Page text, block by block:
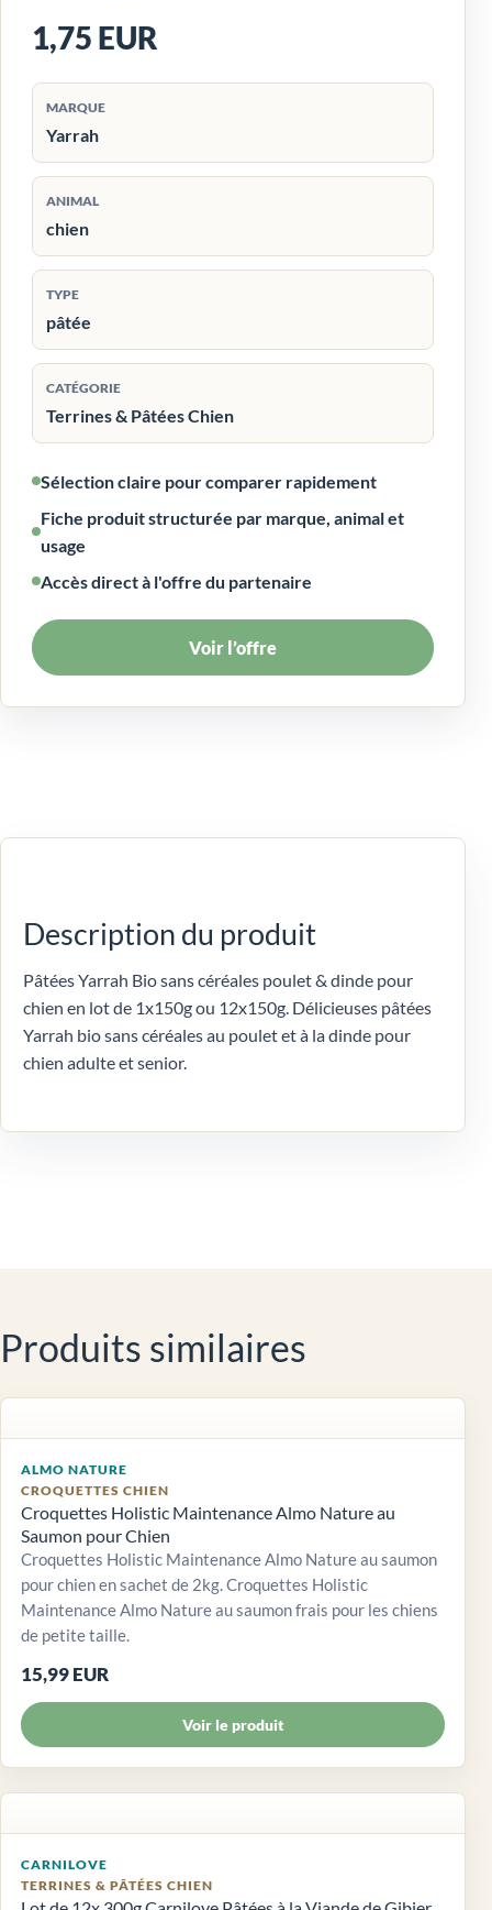
1,75 EUR
MARQUE
Yarrah
ANIMAL
chien
TYPE
pâtée
CATÉGORIE
Terrines & Pâtées Chien
Sélection claire pour comparer rapidement
Fiche produit structurée par marque, animal et
usage
Accès direct à l'offre du partenaire
Voir l’offre
Description du produit
Pâtées Yarrah Bio sans céréales poulet & dinde pour
chien en lot de 1x150g ou 12x150g. Délicieuses pâtées
Yarrah bio sans céréales au poulet et à la dinde pour
chien adulte et senior.
Produits similaires
ALMO NATURE
CROQUETTES CHIEN
Croquettes Holistic Maintenance Almo Nature au
Saumon pour Chien
Croquettes Holistic Maintenance Almo Nature au saumon
pour chien en sachet de 2kg. Croquettes Holistic
Maintenance Almo Nature au saumon frais pour les chiens
de petite taille.
15,99 EUR
Voir le produit
CARNILOVE
TERRINES & PÂTÉES CHIEN